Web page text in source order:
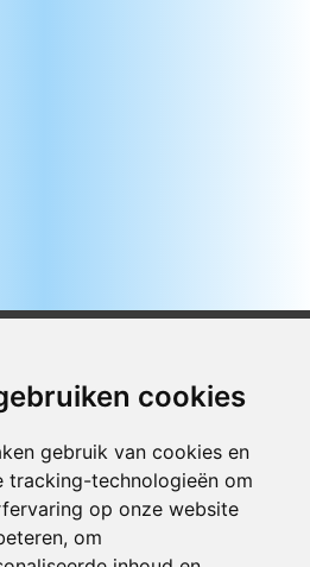
cookies
gebruik van cookies en
tracking-technologieën om
op onze website
om